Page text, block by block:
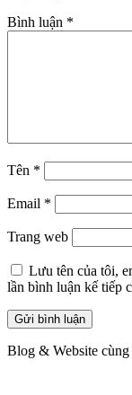
Bình luận *
Tên *
Email *
Trang web
Lưu tên của tôi,
lần bình luận kế tiếp
Blog & Website cùng